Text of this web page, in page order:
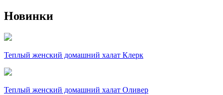
Новинки
Теплый женский домашний халат Клерк
Теплый женский домашний халат Оливер